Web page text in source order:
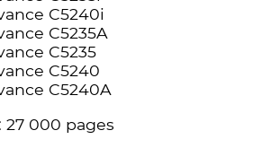
C5240i
C5235A
C5235
C5240
C5240A
000 pages